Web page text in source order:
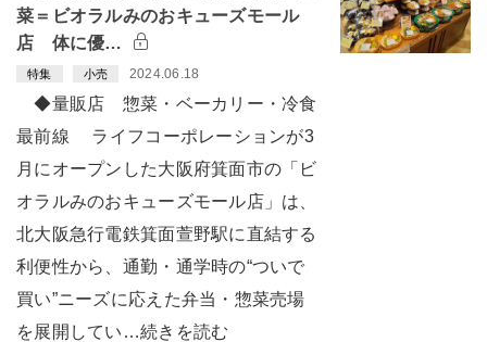
菜＝ビオラルみのおキューズモール
店 体に優…
特集 小売 2024.06.18
◆量販店 惣菜・ベーカリー・冷食
最前線 ライフコーポレーションが3
月にオープンした大阪府箕面市の「ビ
オラルみのおキューズモール店」は、
北大阪急行電鉄箕面萱野駅に直結する
利便性から、通勤・通学時の“ついで
買い”ニーズに応えた弁当・惣菜売場
を展開してい…続きを読む